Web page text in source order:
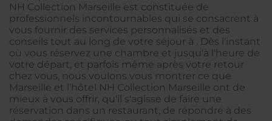
NH Collection Marseille est constituée de
professionnels incontournables qui se consacrent à
vous fournir des services personnalisés et des
conseils tout au long de votre séjour à . Dès l'instant
où vous réservez une chambre et jusqu'à l'heure de
votre départ, et parfois même après votre retour
chez vous, nous voulons vous montrer ce que
Marseille et l'hôtel NH Collection Marseille ont de
mieux à vous offrir, qu'il s'agisse de faire une
réservation dans un restaurant, de répondre à des